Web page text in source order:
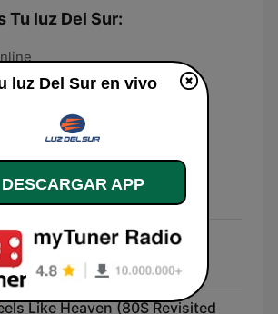
Tu luz Del Sur:
Últimos 30 días
for Life (Extended Mix)
Zone
Loggins
Like Heaven (80S Revisited
luz Del Sur en vivo
DESCARGAR APP